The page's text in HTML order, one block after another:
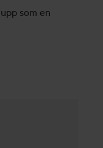
som en
på Lyko.lades 1 år